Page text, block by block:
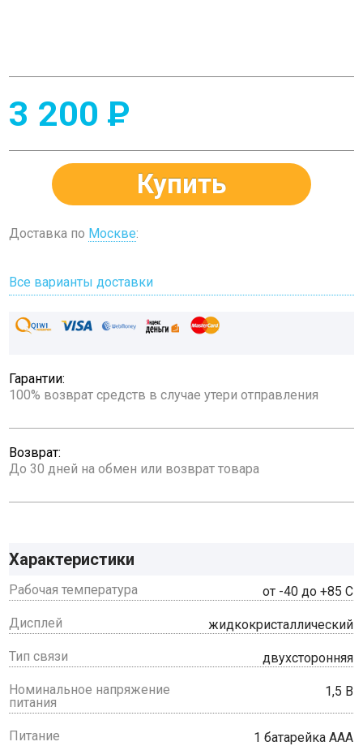
3 200 P
Купить
Доставка по Москве:
Все варианты доставки
Гарантии:
100% возврат средств в случае утери отправления
Возврат:
До 30 дней на обмен или возврат товара
Характеристики
Рабочая температура от -40 до +85 С
Дисплей жидкокристаллический
Тип связи двухсторонняя
Номинальное напряжение
питания
1,5 В
Питание 1 батарейка ААА